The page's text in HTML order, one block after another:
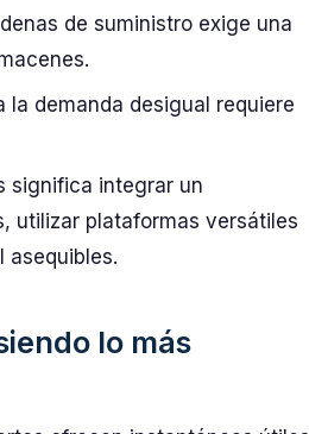
de suministro exige una
la demanda desigual requiere
significa integrar un
utilizar plataformas versátiles
asequibles.
lo más